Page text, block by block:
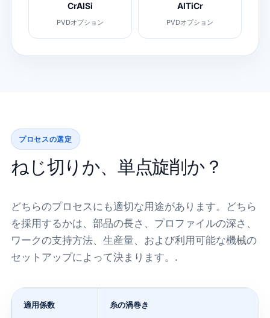
CrAlSi
PVDオプション
AlTiCr
PVDオプション
プロセスの選定
ねじ切りか、単点旋削か？
どちらのプロセスにも適切な用途があります。どちら
を採用するかは、部品の長さ、プロファイルの深さ、
ワークの支持方法、生産量、および利用可能な機械の
セットアップによって決まります。.
適用係数 糸の渦巻き